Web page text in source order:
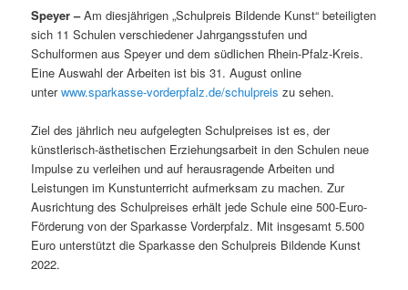
Speyer –Am diesjährigen „Schulpreis Bildende Kunst“ beteiligten
sich 11 Schulen verschiedener Jahrgangsstufen und
Schulformen aus Speyer und dem südlichen Rhein-Pfalz-Kreis.
Eine Auswahl der Arbeiten ist bis 31. August online
unterwww.sparkasse-vorderpfalz.de/schulpreis zu sehen.
Ziel des jährlich neu aufgelegten Schulpreises ist es, der
künstlerisch-ästhetischen Erziehungsarbeit in den Schulen neue
Impulse zu verleihen und auf herausragende Arbeiten und
Leistungen im Kunstunterricht aufmerksam zu machen. Zur
Ausrichtung des Schulpreises erhält jede Schule eine 500-Euro-
Förderung von der Sparkasse Vorderpfalz. Mit insgesamt 5.500
Euro unterstützt die Sparkasse den Schulpreis Bildende Kunst
2022.